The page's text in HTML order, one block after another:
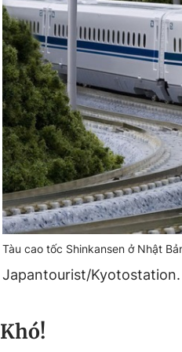
Tàu cao tốc Shinkansen ở Nhật
Japantourist/Kyotostation.
Khó!